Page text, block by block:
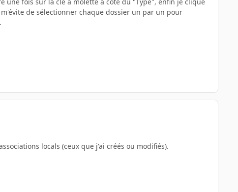
de sélectionner chaque dossier un par un pour
locals (ceux que j'ai créés ou modifiés).